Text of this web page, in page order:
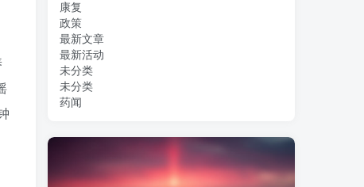
康复
政策
最新文章
最新活动
未分类
未分类
药闻